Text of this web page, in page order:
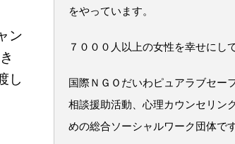
ン
し
をやっています。
７０００人以上の女性を幸せにし
国際ＮＧＯだいわピュアラブセー
相談援助活動、心理カウンセリン
めの総合ソーシャルワーク団体です